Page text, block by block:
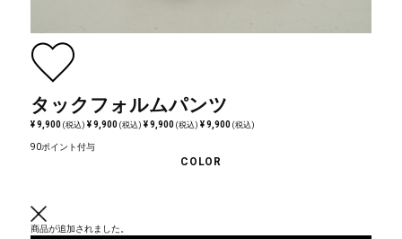
タックフォルムパンツ
¥ 9,900(税込) ¥ 9,900(税込) ¥ 9,900(税込) ¥ 9,900(税込)
90ポイント付与
COLOR
商品が追加されました。